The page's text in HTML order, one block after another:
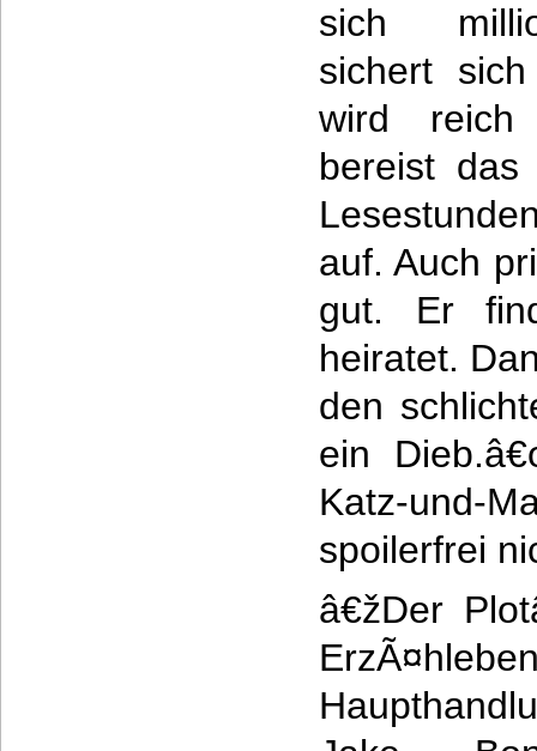
sich
sichert
wird
bereist das
auf. Auch
gut. Er
heiratet.
den
ein
Katz-und-
spoilerfrei
â€žDer